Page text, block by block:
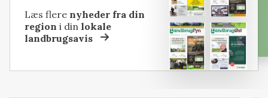
Læs flere nyheder fra din
region i dinlokale
landbrugsavis